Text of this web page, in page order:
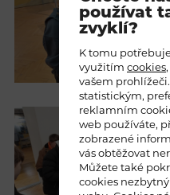
používat
zvyklí?
K tomu
využitím cookies
vašem
statistickým,
reklamním
web používáte,
zobrazené
vás obtěžovat
Můžete také
cookies